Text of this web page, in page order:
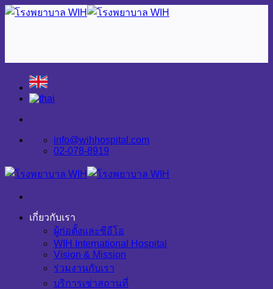
Skip
info@wihhospital.com
02-078-8919
เกี่ยวกับเรา
ผู้ก่อตั้งและซีอีโอ
WIH International Hospital
Vision & Mission
ร่วมงานกับเรา
บริการเช่าสถานที่